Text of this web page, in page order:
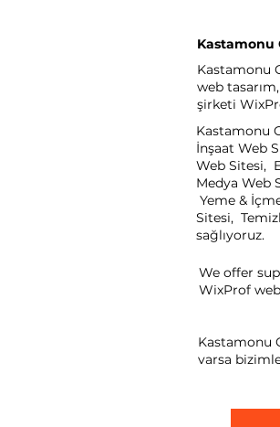
Kastamonu
Kastamonu
web
şirketi
Kastamonu
İnşaat Web
Web Sitesi,
Medya Web
Yeme &
Sitesi,
sağlıyoruz.
We offer
WixProf
Kastamonu
varsa